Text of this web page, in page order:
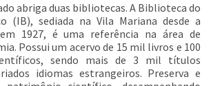
abriga duas bibliotecas. A Biblioteca do
(IB), sediada na Vila Mariana desde a
1927, é uma referência na área de
Possui um acervo de 15 mil livros e 100
sendo mais de 3 mil títulos
idiomas estrangeiros. Preserva e